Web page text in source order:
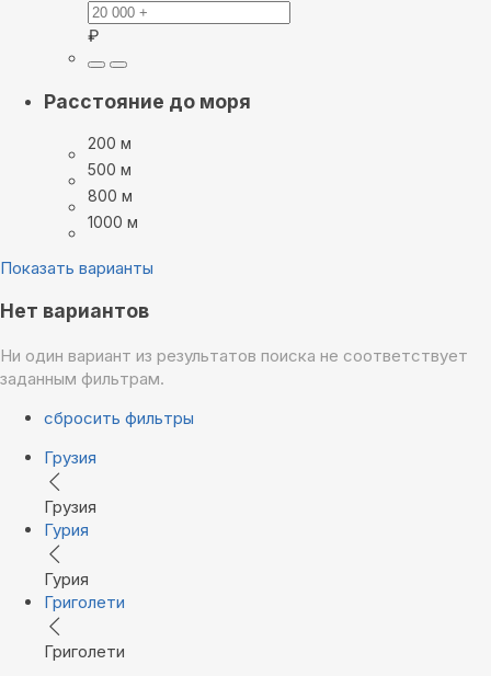
₽
Расстояние до моря
200 м
500 м
800 м
1000 м
Показать варианты
Нет вариантов
Ни один вариант из результатов поиска не соответствует
заданным фильтрам.
сбросить фильтры
Грузия
Грузия
Гурия
Гурия
Григолети
Григолети